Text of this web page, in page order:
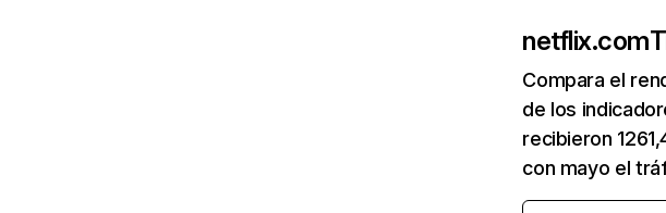
netflix.com
Compara el
de los
recibieron
con mayo el